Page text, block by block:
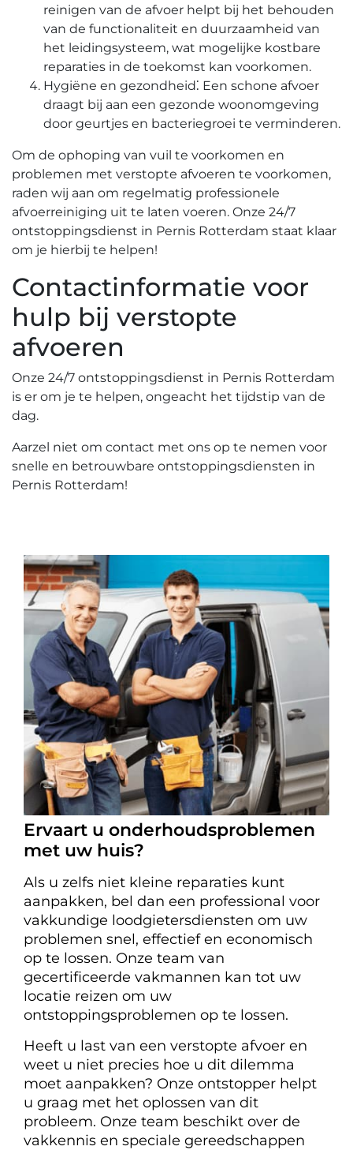
reinigen van de afvoer helpt bij het behouden
van de functionaliteit en duurzaamheid van
het leidingsysteem, wat mogelijke kostbare
reparaties in de toekomst kan voorkomen.​
Hygiëne en gezondheid⁚ Een schone afvoer
draagt bij aan een gezonde woonomgeving
door geurtjes en bacteriegroei te verminderen.
Om de ophoping van vuil te voorkomen en
problemen met verstopte afvoeren te voorkomen,
raden wij aan om regelmatig professionele
afvoerreiniging uit te laten voeren.​ Onze 24/7
ontstoppingsdienst in Pernis Rotterdam staat klaar
om je hierbij te helpen!​
Contactinformatie voor
hulp bij verstopte
afvoeren
Onze 24/7 ontstoppingsdienst in Pernis Rotterdam
is er om je te helpen, ongeacht het tijdstip van de
dag.​
Aarzel niet om contact met ons op te nemen voor
snelle en betrouwbare ontstoppingsdiensten in
Pernis Rotterdam!​
Ervaart u onderhoudsproblemen
met uw huis?
Als u zelfs niet kleine reparaties kunt
aanpakken, bel dan een professional voor
vakkundige loodgietersdiensten om uw
problemen snel, effectief en economisch
op te lossen. Onze team van
gecertificeerde vakmannen kan tot uw
locatie reizen om uw
ontstoppingsproblemen op te lossen.
Heeft u last van een verstopte afvoer en
weet u niet precies hoe u dit dilemma
moet aanpakken? Onze ontstopper helpt
u graag met het oplossen van dit
probleem. Onze team beschikt over de
vakkennis en speciale gereedschappen